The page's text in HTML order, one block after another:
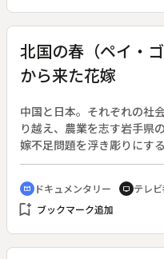
ど、変ぼうする中国産業界
北国の春（ペイ・
から来た花嫁
中国と日本。それぞれの社
り越え、農業を志す岩手県
嫁不足問題を浮き彫りにす
業後継者・及川光山さんは
身。「人を嫌うのではない
さんは日本での嫁さがしに
中国・山西省太原市の知人
なった。
cinematic_blur ドキュメンタリー tv テレ
bookmark_add ブックマーク追加